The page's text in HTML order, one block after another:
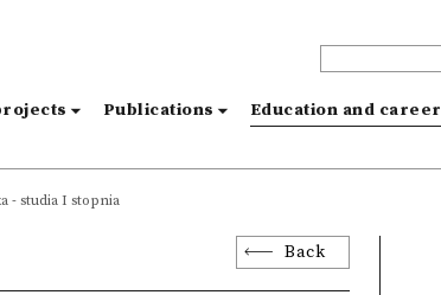
Publications Education and career
- studia I stopnia
Back